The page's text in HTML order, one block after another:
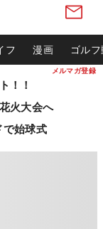
メルマガ登録
フ 漫画 ゴル
！！
火大会へ
で始球式